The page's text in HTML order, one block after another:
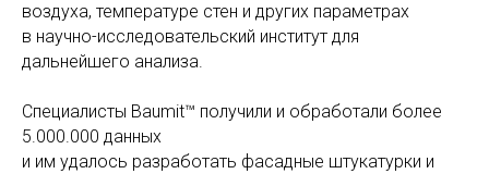
воздуха, температуре стен и других параметрах
в научно-исследовательский институт для
дальнейшего анализа.
Специалисты Baumit™ получили и обработали более
5.000.000 данных
и им удалось разработать фасадные штукатурки и